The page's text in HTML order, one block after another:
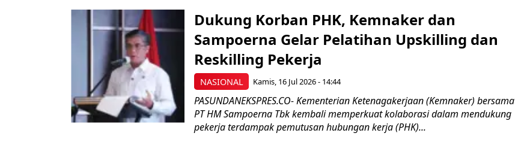
NASIONAL
Dukung Korban PHK, Kemnaker dan
Sampoerna Gelar Pelatihan Upskilling dan
Reskilling Pekerja
Kamis, 16 Jul 2026 - 14:44
PASUNDANEKSPRES.CO- Kementerian Ketenagakerjaan (Kemnaker) bersama
PT HM Sampoerna Tbk kembali memperkuat kolaborasi dalam mendukung
pekerja terdampak pemutusan hubungan kerja (PHK)...